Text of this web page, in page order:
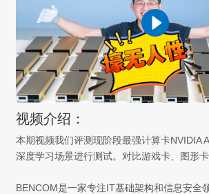
视频介绍：
本期视频我们评测现阶段最强计算卡NVIDIA
深度学习场景进行测试。对比游戏卡、图形
BENCOM是一家专注IT基础架构和信息安全